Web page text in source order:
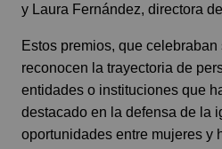
y Laura Fernández, directora
Estos premios, que celebraban
reconocen la trayectoria de
entidades o instituciones que
destacado en la defensa de la
oportunidades entre mujeres y